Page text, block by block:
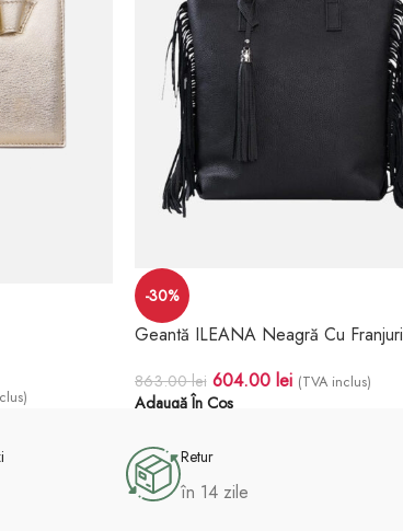
-30%
Geantă ILEANA Neagră Cu Franjuri
863.00lei 604.00 lei (TVA inclus)
Adaugă În Coș
Retur
în 14 zile